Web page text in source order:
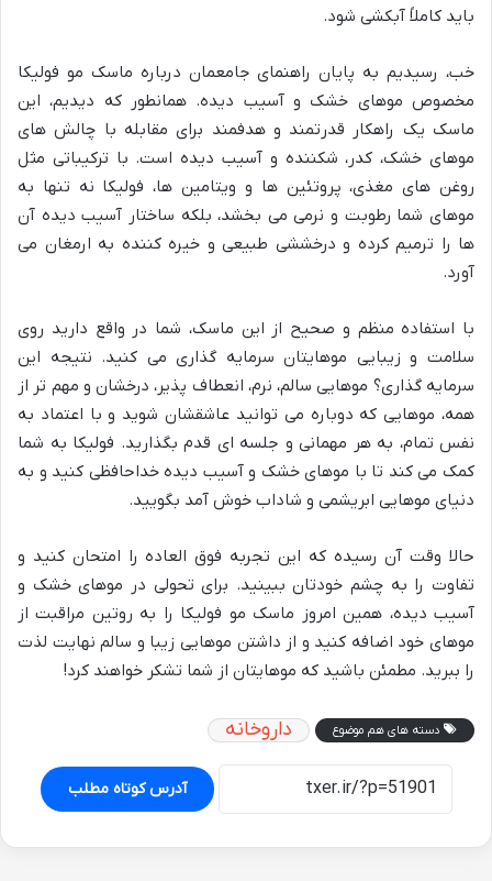
باید کاملاً آبکشی شود.
خب، رسیدیم به پایان راهنمای جامعمان درباره ماسک مو فولیکا
مخصوص موهای خشک و آسیب دیده. همانطور که دیدیم، این
ماسک یک راهکار قدرتمند و هدفمند برای مقابله با چالش های
موهای خشک، کدر، شکننده و آسیب دیده است. با ترکیباتی مثل
روغن های مغذی، پروتئین ها و ویتامین ها، فولیکا نه تنها به
موهای شما رطوبت و نرمی می بخشد، بلکه ساختار آسیب دیده آن
ها را ترمیم کرده و درخششی طبیعی و خیره کننده به ارمغان می
آورد.
با استفاده منظم و صحیح از این ماسک، شما در واقع دارید روی
سلامت و زیبایی موهایتان سرمایه گذاری می کنید. نتیجه این
سرمایه گذاری؟ موهایی سالم، نرم، انعطاف پذیر، درخشان و مهم تر از
همه، موهایی که دوباره می توانید عاشقشان شوید و با اعتماد به
نفس تمام، به هر مهمانی و جلسه ای قدم بگذارید. فولیکا به شما
کمک می کند تا با موهای خشک و آسیب دیده خداحافظی کنید و به
دنیای موهایی ابریشمی و شاداب خوش آمد بگویید.
حالا وقت آن رسیده که این تجربه فوق العاده را امتحان کنید و
تفاوت را به چشم خودتان ببینید. برای تحولی در موهای خشک و
آسیب دیده، همین امروز ماسک مو فولیکا را به روتین مراقبت از
موهای خود اضافه کنید و از داشتن موهایی زیبا و سالم نهایت لذت
را ببرید. مطمئن باشید که موهایتان از شما تشکر خواهند کرد!
دسته های هم موضوع داروخانه
آدرس کوتاه مطلب